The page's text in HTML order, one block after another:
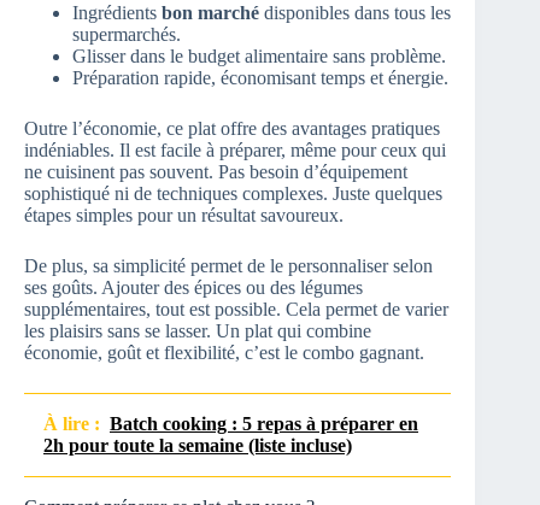
Ingrédients bon marché disponibles dans tous les
supermarchés.
Glisser dans le budget alimentaire sans problème.
Préparation rapide, économisant temps et énergie.
Outre l’économie, ce plat offre des avantages pratiques
indéniables. Il est facile à préparer, même pour ceux qui
ne cuisinent pas souvent. Pas besoin d’équipement
sophistiqué ni de techniques complexes. Juste quelques
étapes simples pour un résultat savoureux.
De plus, sa simplicité permet de le personnaliser selon
ses goûts. Ajouter des épices ou des légumes
supplémentaires, tout est possible. Cela permet de varier
les plaisirs sans se lasser. Un plat qui combine
économie, goût et flexibilité, c’est le combo gagnant.
À lire : Batch cooking : 5 repas à préparer en
2h pour toute la semaine (liste incluse)